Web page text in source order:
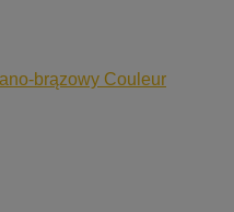
brązowy Couleur